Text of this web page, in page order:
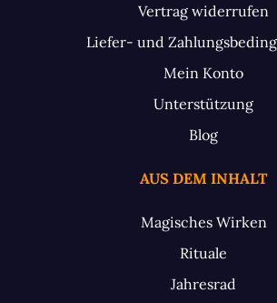
Vertrag widerrufen
Liefer- und
Mein Konto
Unterstützung
Blog
AUS DEM INHALT
Magisches Wirken
Rituale
Jahresrad